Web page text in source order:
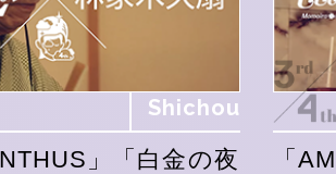
Shichou
」「白金の夜
「